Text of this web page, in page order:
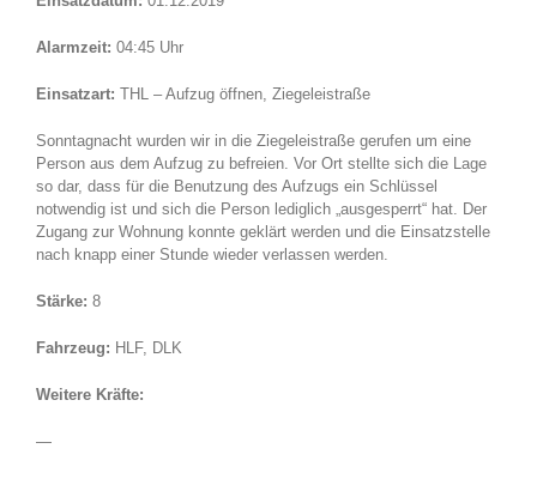
Alarmzeit: 04:45 Uhr
Einsatzart: THL – Aufzug öffnen, Ziegeleistraße
Sonntagnacht wurden wir in die Ziegeleistraße gerufen um eine
Person aus dem Aufzug zu befreien. Vor Ort stellte sich die Lage
so dar, dass für die Benutzung des Aufzugs ein Schlüssel
notwendig ist und sich die Person lediglich „ausgesperrt“ hat. Der
Zugang zur Wohnung konnte geklärt werden und die Einsatzstelle
nach knapp einer Stunde wieder verlassen werden.
Stärke: 8
Fahrzeug: HLF, DLK
Weitere Kräfte:
—